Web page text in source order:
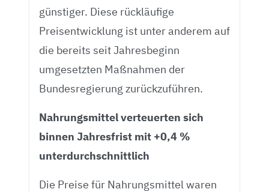
günstiger. Diese rückläufige
Preisentwicklung ist unter anderem auf
die bereits seit Jahresbeginn
umgesetzten Maßnahmen der
Bundesregierung zurückzuführen.
Nahrungsmittel verteuerten sich
binnen Jahresfrist mit +0,4 %
unterdurchschnittlich
Die Preise für Nahrungsmittel waren